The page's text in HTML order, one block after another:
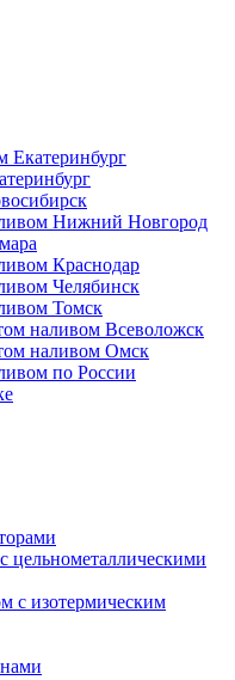
Екатеринбург
Нижний Новгород
Краснодар
Челябинск
Томск
наливом Всеволожск
наливом Омск
по России
цельнометаллическими
с изотермическим